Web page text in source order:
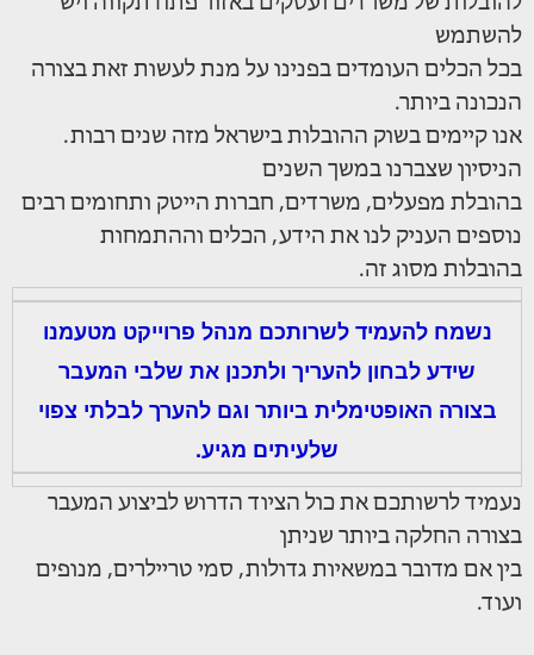
להשתמש
בכל הכלים העומדים בפנינו על מנת לעשות זאת בצורה
הנכונה ביותר.
אנו קיימים בשוק ההובלות בישראל מזה שנים רבות.
הניסיון שצברנו במשך השנים
בהובלת מפעלים, משרדים, חברות הייטק ותחומים רבים
נוספים העניק לנו את הידע, הכלים וההתמחות
בהובלות מסוג זה.
נשמח להעמיד לשרותכם מנהל פרוייקט מטעמנו
שידע לבחון להעריך ולתכנן את שלבי המעבר
בצורה האופטימלית ביותר וגם להערך לבלתי צפוי
שלעיתים מגיע.
נעמיד לרשותכם את כול הציוד הדרוש לביצוע המעבר
בצורה החלקה ביותר שניתן
בין אם מדובר במשאיות גדולות, סמי טריילרים, מנופים
ועוד.